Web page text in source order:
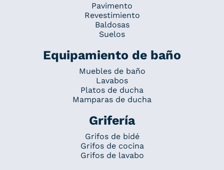
Pavimento
Revestimiento
Baldosas
Suelos
Equipamiento de baño
Muebles de baño
Lavabos
Platos de ducha
Mamparas de ducha
Grifería
Grifos de bidé
Grifos de cocina
Grifos de lavabo